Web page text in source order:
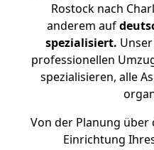
Rostock nach
anderem auf
spezialisiert.
professionellen
spezialisieren, alle
Von der Planung
Einrichtung